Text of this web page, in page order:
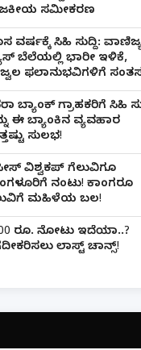
ಸಮೀಕರಣ
ವರ್ಷಕ್ಕೆ ಸಿಹಿ ಸುದ್ದಿ:
ಬೆಲೆಯಲ್ಲಿ ಭಾರೀ ಇಳಿಕೆ,
ಫಲಾನುಭವಿಗಳಿಗೆ
ಬ್ಯಾಂಕ್‌ ಗ್ರಾಹಕರಿಗೆ ಸಿಹಿ
ಈ ಬ್ಯಾಂಕಿನ ವ್ಯವಹಾರ
ಸುಲಭ!
ವಿಶ್ವಕಪ್ ಗೆಲುವಿಗೂ
ನಂಟು! ಕಾಂಗರೂ
ಮಹಿಳೆಯ ಬಲ!
ರೂ. ನೋಟು ಇದೆಯಾ..?
ಲಾಸ್ಟ್‌ ಚಾನ್ಸ್‌!